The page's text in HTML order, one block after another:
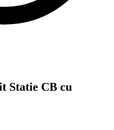
Statie CB cu